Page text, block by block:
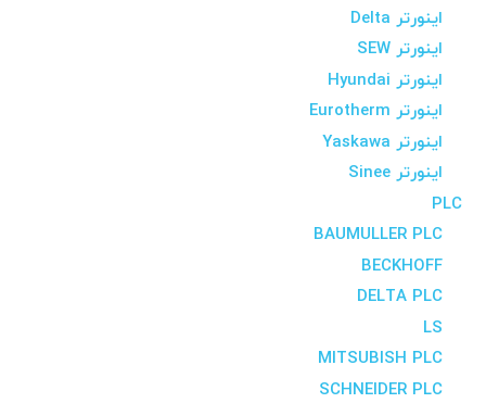
اینورتر Delta
اینورتر SEW
اینورتر Hyundai
اینورتر Eurotherm
اینورتر Yaskawa
اینورتر Sinee
PLC
BAUMULLER PLC
BECKHOFF
DELTA PLC
LS
MITSUBISH PLC
SCHNEIDER PLC